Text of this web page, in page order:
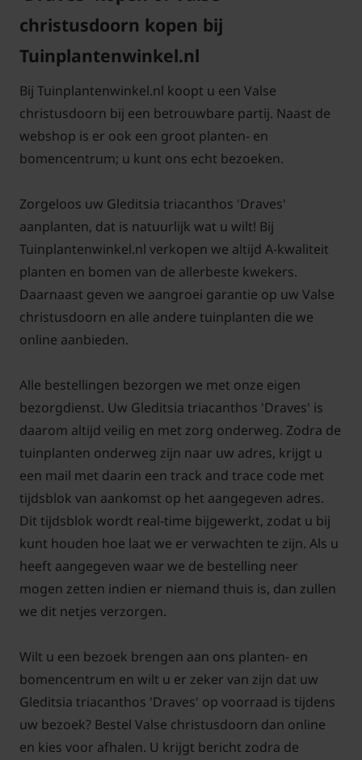
christusdoorn kopen bij
Tuinplantenwinkel.nl
Bij Tuinplantenwinkel.nl koopt u een Valse
christusdoorn bij een betrouwbare partij. Naast de
webshop is er ook een groot planten- en
bomencentrum; u kunt ons echt bezoeken.
Zorgeloos uw Gleditsia triacanthos 'Draves'
aanplanten, dat is natuurlijk wat u wilt! Bij
Tuinplantenwinkel.nl verkopen we altijd A-kwaliteit
planten en bomen van de allerbeste kwekers.
Daarnaast geven we aangroei garantie op uw Valse
christusdoorn en alle andere tuinplanten die we
online aanbieden.
Alle bestellingen bezorgen we met onze eigen
bezorgdienst. Uw Gleditsia triacanthos 'Draves' is
daarom altijd veilig en met zorg onderweg. Zodra de
tuinplanten onderweg zijn naar uw adres, krijgt u
een mail met daarin een track and trace code met
tijdsblok van aankomst op het aangegeven adres.
Dit tijdsblok wordt real-time bijgewerkt, zodat u bij
kunt houden hoe laat we er verwachten te zijn. Als u
heeft aangegeven waar we de bestelling neer
mogen zetten indien er niemand thuis is, dan zullen
we dit netjes verzorgen.
Wilt u een bezoek brengen aan ons planten- en
bomencentrum en wilt u er zeker van zijn dat uw
Gleditsia triacanthos 'Draves' op voorraad is tijdens
uw bezoek? Bestel Valse christusdoorn dan online
en kies voor afhalen. U krijgt bericht zodra de